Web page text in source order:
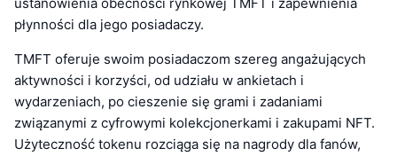
ustanowienia obecności rynkowej TMFT i zapewnienia
płynności dla jego posiadaczy.
TMFT oferuje swoim posiadaczom szereg angażujących
aktywności i korzyści, od udziału w ankietach i
wydarzeniach, po cieszenie się grami i zadaniami
związanymi z cyfrowymi kolekcjonerkami i zakupami NFT.
Użyteczność tokenu rozciąga się na nagrody dla fanów,